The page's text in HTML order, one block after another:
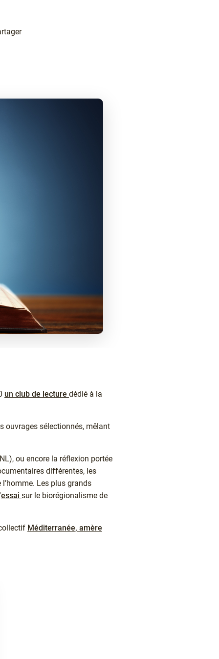
un club de lecture dédié à la
ouvrages sélectionnés, mêlant
ou encore la réflexion portée
différentes, les
Les plus grands
essai sur le biorégionalisme de
Méditerranée, amère